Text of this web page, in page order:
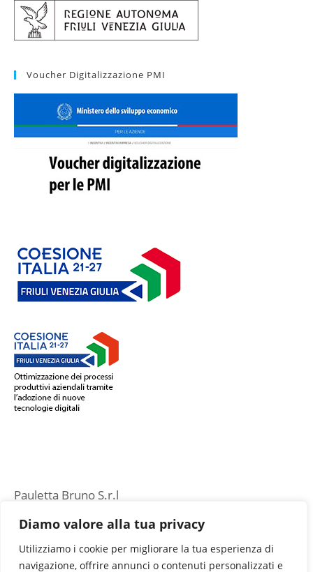
Diamo valore alla tua privacy
Utilizziamo i cookie per migliorare la tua esperienza di
navigazione, offrire annunci o contenuti personalizzati e
Voucher Digitalizzazione PMI
Pauletta Bruno S.r.l
Via Cristans, 26 – Z.A